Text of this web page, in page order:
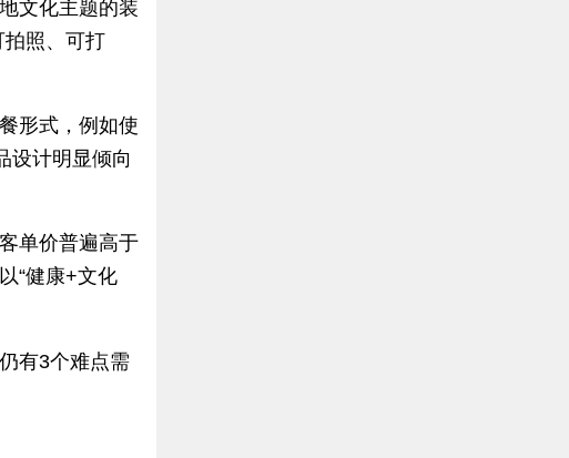
文化主题的装
拍照、可打
形式，例如使
设计明显倾向
单价普遍高于
“健康+文化
有3个难点需